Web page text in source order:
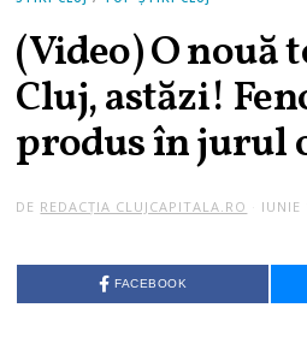
(Video) O nouă
Cluj, astăzi!
produs în jurul
DE REDACȚIA CLUJCAPITALA.RO IUNIE
FACEBOOK